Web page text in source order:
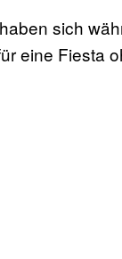
sich
eine Fiesta